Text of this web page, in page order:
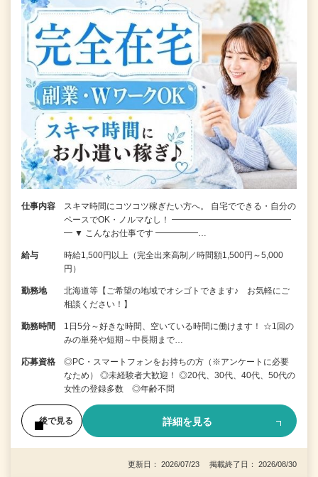
仕事内容
スキマ時間にコツコツ稼ぎたい方へ。 自宅でできる・自分の
ペースでOK・ノルマなし！ ━━━━━━━━━━━━━━
━ ▼ こんなお仕事です ━━━━━…
給与
時給1,500円以上（完全出来高制／時間額1,500円～5,000
円）
勤務地
北海道等【ご希望の地域でオシゴトできます♪ お気軽にご
相談ください！】
勤務時間
1日5分～好きな時間、空いている時間に働けます！ ☆1回の
みの単発や短期～中長期まで…
応募資格
◎PC・スマートフォンをお持ちの方（※アンケートに必要
なため） ◎未経験者大歓迎！ ◎20代、30代、40代、50代の
女性の登録多数 ◎年齢不問
後で見る 詳細を見る
更新日： 2026/07/23 掲載終了日： 2026/08/30